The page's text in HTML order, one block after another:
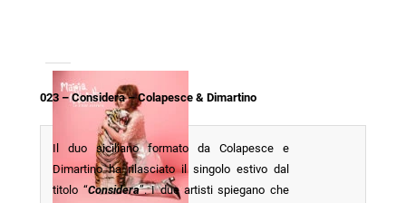
023 – Considera – Colapesce & Dimartino
Il duo siciliano formato da Colapesce e
Dimartino ha rilasciato il singolo estivo dal
titolo “Considera”. I due artisti spiegano che